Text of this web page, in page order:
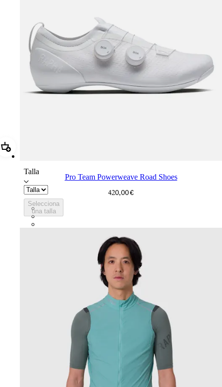
Añadir Pro Team Powerweave Road Shoes
Talla
Selecciona
una talla
Pro Team Powerweave Road Shoes
420,00 €
BVI01XXWMC
BVI01XXBCL